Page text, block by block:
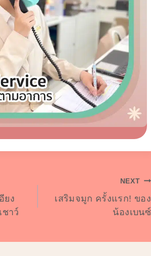
ยง
าว์
NEXT
เสริมจมูก ครั้งแรก! ของ
น้องเบนซ์